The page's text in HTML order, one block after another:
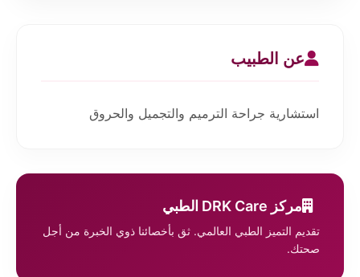
عن الطبيب
استشارية جراحة الترميم والتجميل والحروق
مركز DRK Care الطبي
تقديم التميز الطبي العالمي. ثق بأخصائنا ذوي الخبرة من أجل
صحتك.